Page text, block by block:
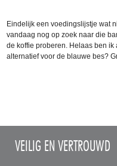
Eindelijk een voedingslijstje wat
vandaag nog op zoek naar die
de koffie proberen. Helaas ben
alternatief voor de blauwe bes?
VEILIG EN VERTROUWD